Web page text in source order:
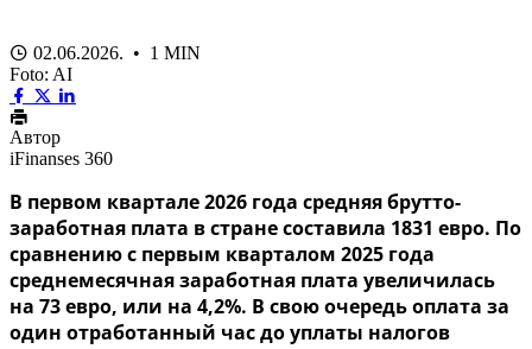
02.06.2026. • 1 MIN
Foto: AI
Автор
iFinanses 360
В первом квартале 2026 года средняя брутто-
заработная плата в стране составила 1831 евро. По
сравнению с первым кварталом 2025 года
среднемесячная заработная плата увеличилась
на 73 евро, или на 4,2%. В свою очередь оплата за
один отработанный час до уплаты налогов